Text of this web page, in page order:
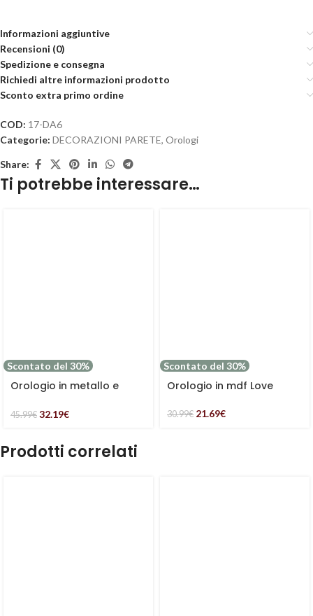
Informazioni aggiuntive
Recensioni (0)
Spedizione e consegna
Richiedi altre informazioni prodotto
Sconto extra primo ordine
COD: 17-DA6
Categorie: DECORAZIONI PARETE, Orologi
Share:
Ti potrebbe interessare…
Scontato del 30%
Orologio in metallo e
nero e bordo marrone
45.99€ 32.19€
Scontato del 30%
Orologio in mdf Love
30.99€ 21.69€
Prodotti correlati